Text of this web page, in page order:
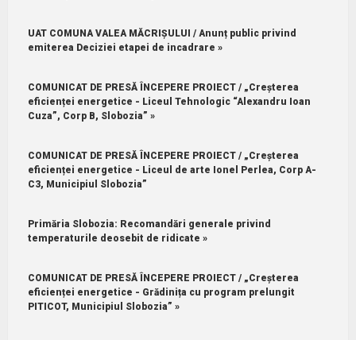
UAT COMUNA VALEA MĂCRIȘULUI / Anunț public privind
emiterea Deciziei etapei de incadrare »
COMUNICAT DE PRESĂ ÎNCEPERE PROIECT / „Creșterea
eficienței energetice - Liceul Tehnologic “Alexandru Ioan
Cuza”, Corp B, Slobozia” »
COMUNICAT DE PRESĂ ÎNCEPERE PROIECT / „Creșterea
eficienței energetice - Liceul de arte Ionel Perlea, Corp A-
C3, Municipiul Slobozia”
Primăria Slobozia: Recomandări generale privind
temperaturile deosebit de ridicate »
COMUNICAT DE PRESĂ ÎNCEPERE PROIECT / „Creșterea
eficienței energetice - Grădinița cu program prelungit
PITICOT, Municipiul Slobozia” »